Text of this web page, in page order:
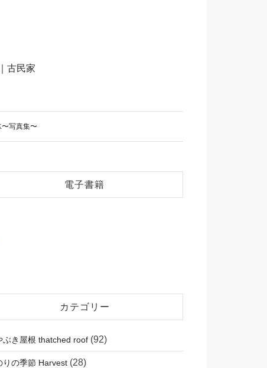
古民家
写真集〜
電子書籍
カテゴリー
ぶき屋根 thatched roof(92)
りの季節 Harvest(28)